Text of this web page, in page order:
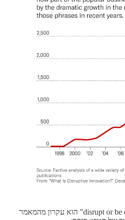
הסיכון של מנטרת ה “disrupt or be disrupted” הוא עקרון מהמאמר